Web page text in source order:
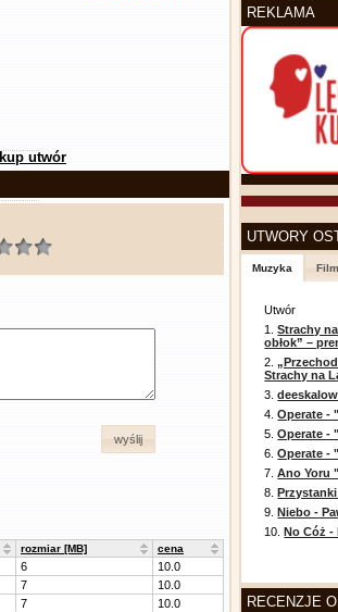
kup utwór
wyślij
rozmiar [MB] cena
6
10.0
7
10.0
7
10.0
REKLAMA
UTWORY
Muzyka Film
Utwór
1.Strachy
obłok” –
2.
Strachy na
3.
4.Operate -
5.Operate -
6.Operate -
7.Ano Yoru
8.
9.Niebo -
10.No Cóż -
RECENZJE